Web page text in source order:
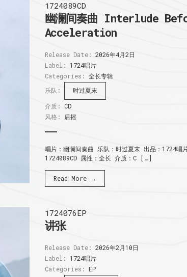
1724089CD
幽澜间奏曲 Interlude
Acceleration
Release Date: 2026年4月2日
Label: 1724唱片
Categories: 全长专辑
乐队:
时过夏末
介质: CD
风格:
后摇
唱片：幽澜间奏曲 乐队：时过夏末 出品：1724唱
1724089CD 属性：全长 介质：C […]
Read More →
1724076EP
讲张
Release Date: 2026年2月10日
Label: 1724唱片
Categories: EP